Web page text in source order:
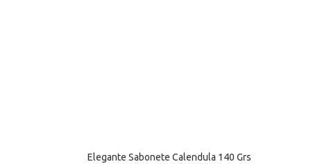
Elegante Sabonete Calendula 140 Grs